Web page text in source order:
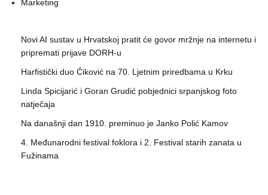
Marketing
Novi AI sustav u Hrvatskoj pratit će govor mržnje na internetu i
pripremati prijave DORH-u
Harfistički duo Ćiković na 70. Ljetnim priredbama u Krku
Linda Spicijarić i Goran Grudić pobjednici srpanjskog foto
natječaja
Na današnji dan 1910. preminuo je Janko Polić Kamov
4. Međunarodni festival foklora i 2. Festival starih zanata u
Fužinama